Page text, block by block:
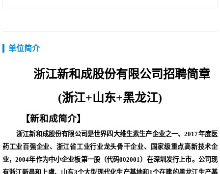
单位简介
浙江新和成股份有限公司招聘简章
(浙江+山东+黑龙江)
【新和成简介】
浙江新和成股份有限公司是世界四大维生素生产企业之一、2017年度医
药工业百强企业、浙江省工业行业龙头骨干企业、国家级重点高新技术企
业，2004年作为中小企业板第一股（代码002001）在深圳发行上市。公司现
有浙江新昌和上虞、山东3个大型现代化生产基地和1个在建的黑龙江生产基